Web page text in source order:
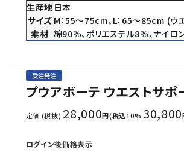
生産地 日本
サイズ M：55～75cm、L：65～85cm (ウ
素材 綿90％、ポリエステル8％、ナイロ
受注発注
プウアボーテ ウエストサポ
定価 (税抜) 28,000円(税込10% 30,800
ログイン後価格表示